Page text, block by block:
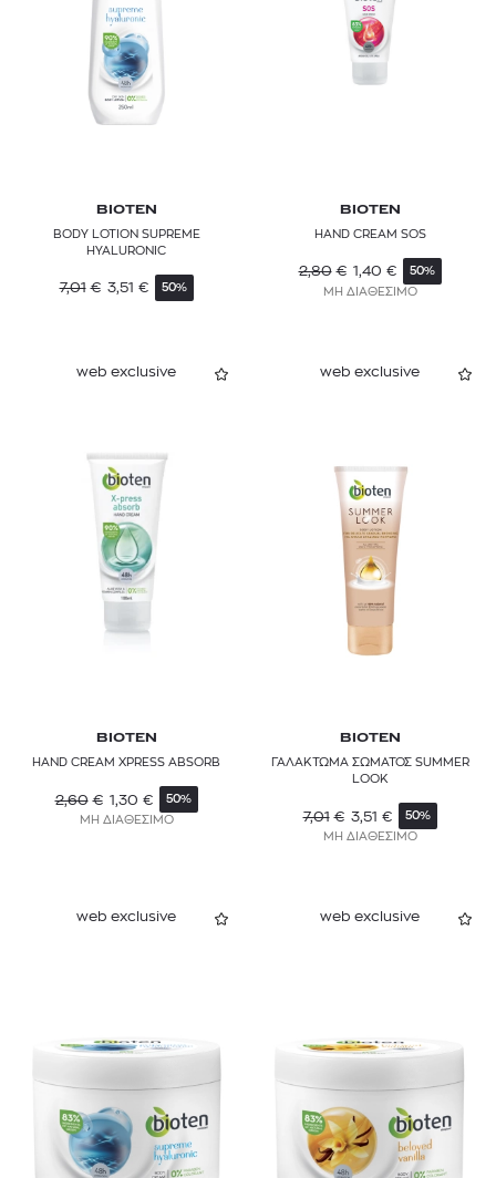
BIOTEN
BODY LOTION SUPREME
HYALURONIC
7,01 € 3,51 € 50%
BIOTEN
HAND CREAM SOS
2,80 € 1,40 € 50%
ΜΗ ΔΙΑΘΕΣΙΜΟ
web exclusive
BIOTEN
HAND CREAM XPRESS ABSORB
2,60 € 1,30 € 50%
ΜΗ ΔΙΑΘΕΣΙΜΟ
web exclusive
BIOTEN
ΓΑΛΑΚΤΩΜΑ ΣΩΜΑΤΟΣ SUMMER
LOOK
7,01 € 3,51 € 50%
ΜΗ ΔΙΑΘΕΣΙΜΟ
web exclusive web exclusive